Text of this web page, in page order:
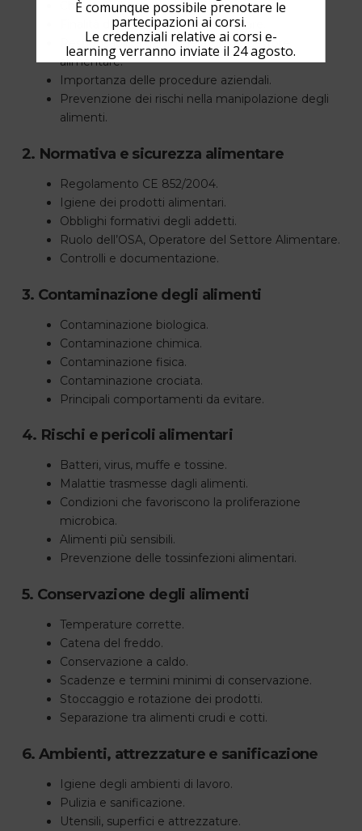
Che cos’è il sistema HACCP.
Finalità dell’autocontrollo alimentare.
Responsabilità degli operatori del settore
alimentare.
Importanza delle procedure aziendali.
Prevenzione dei rischi nella manipolazione degli
alimenti.
2. Normativa e sicurezza alimentare
Regolamento CE 852/2004.
Igiene dei prodotti alimentari.
Obblighi formativi degli addetti.
Ruolo dell’OSA, Operatore del Settore Alimentare.
Controlli e documentazione.
3. Contaminazione degli alimenti
Contaminazione biologica.
Contaminazione chimica.
Contaminazione fisica.
Contaminazione crociata.
Principali comportamenti da evitare.
4. Rischi e pericoli alimentari
Batteri, virus, muffe e tossine.
Malattie trasmesse dagli alimenti.
Condizioni che favoriscono la proliferazione
microbica.
Alimenti più sensibili.
Prevenzione delle tossinfezioni alimentari.
5. Conservazione degli alimenti
Temperature corrette.
Catena del freddo.
Conservazione a caldo.
Scadenze e termini minimi di conservazione.
Stoccaggio e rotazione dei prodotti.
Separazione tra alimenti crudi e cotti.
6. Ambienti, attrezzature e sanificazione
Igiene degli ambienti di lavoro.
Pulizia e sanificazione.
Utensili, superfici e attrezzature.
È comunque possibile prenotare le
partecipazioni ai corsi.
Le credenziali relative ai corsi e-
learning verranno inviate il 24 agosto.